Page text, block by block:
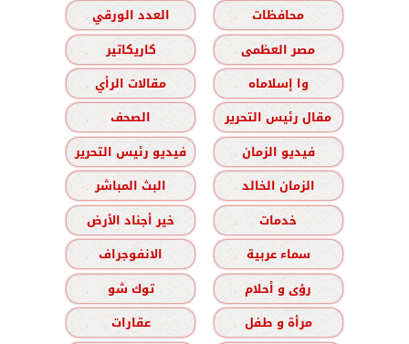
محافظات
العدد الورقي
مصر العظمى
كاريكاتير
وا إسلاماه
مقالات الرأي
مقال رئيس التحرير
الصحف
فيديو الزمان
فيديو رئيس التحرير
الزمان الخالد
البث المباشر
خدمات
خير أجناد الأرض
سماء عربية
الانفوجراف
رؤى و أحلام
توك شو
مرأة و طفل
عقارات